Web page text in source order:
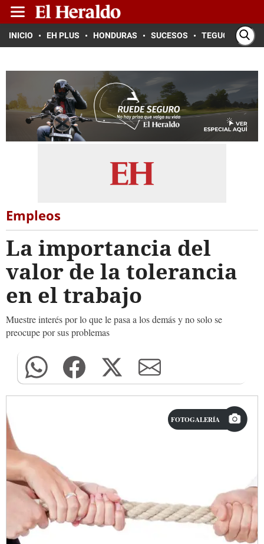
INICIO EH PLUS HONDURAS SUCESOS TEGUCIGALPA
Empleos
La importancia del
valor de la tolerancia
en el trabajo
Muestre interés por lo que le pasa a los demás y no solo se
preocupe por sus problemas
FOTOGALERÍA